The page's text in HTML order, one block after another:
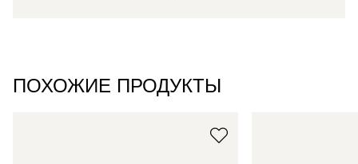
ПОХОЖИЕ ПРОДУКТЫ